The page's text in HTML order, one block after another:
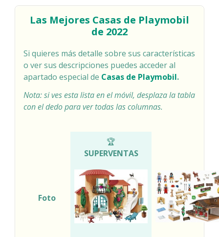
Las Mejores Casas de Playmobil
de 2022
Si quieres más detalle sobre sus características
o ver sus descripciones puedes acceder al
apartado especial de Casas de Playmobil.
Nota: si ves esta lista en el móvil, desplaza la tabla
con el dedo para ver todas las columnas.
🏆
SUPERVENTAS
Foto